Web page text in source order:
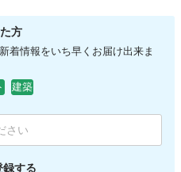
方
着情報をいち早くお届け出来ま
建築
録する